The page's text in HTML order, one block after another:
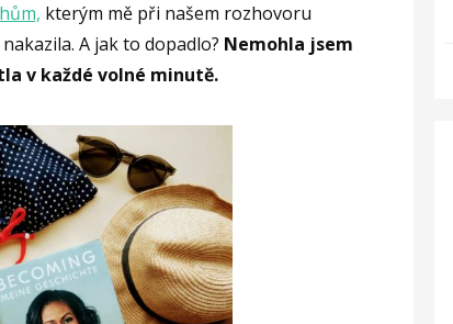
kterým mě při našem rozhovoru
A jak to dopadlo? Nemohla jsem
v každé volné minutě.